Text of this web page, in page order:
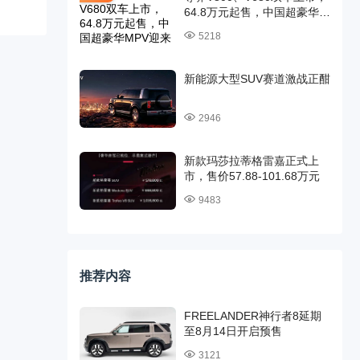
64.8万元起售，中国超豪华
5218
新能源大型SUV赛道激战正酣
2946
新款玛莎拉蒂格雷嘉正式上
市，售价57.88-101.68万元
9483
推荐内容
FREELANDER神行者8延期
至8月14日开启预售
3121